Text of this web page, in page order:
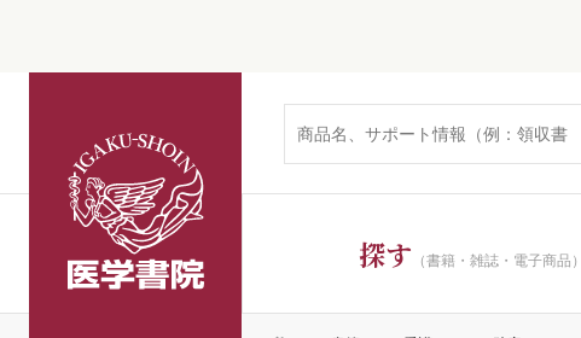
探す （書籍・雑誌・電子商品）